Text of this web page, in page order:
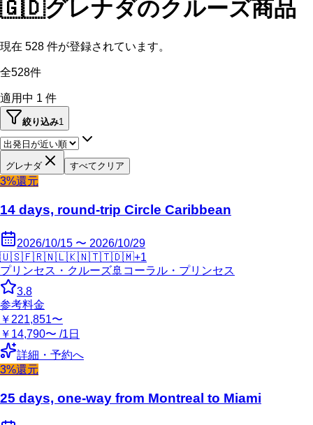
🇬🇩グレナダのクルーズ商品
現在 528 件が登録されています。
全528件
適用中 1 件
絞り込み1
グレナダ すべてクリア
3%還元
14 days, round-trip Circle Caribbean
2026/10/15 〜 2026/10/29
🇺🇸🇫🇷🇳🇱🇰🇳🇹🇹🇩🇲+1
プリンセス・クルーズ🚢 コーラル・プリンセス
3.8
参考料金
￥221,851〜
￥14,790〜 /1日
詳細・予約へ
3%還元
25 days, one-way from Montreal to Miami